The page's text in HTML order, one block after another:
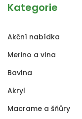
Kategorie
Akční nabídka
Merino a vlna
Bavlna
Akryl
Macrame a šňůry